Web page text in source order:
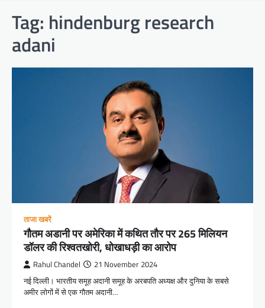
Tag: hindenburg research
adani
ताजा खबरें
गौतम अडानी पर अमेरिका में कथित तौर पर 265 मिलियन
डॉलर की रिश्वतखोरी, धोखाधड़ी का आरोप
Rahul Chandel 21 November 2024
नई दिल्ली। भारतीय समूह अदानी समूह के अरबपति अध्यक्ष और दुनिया के सबसे
अमीर लोगों में से एक गौतम अदानी…